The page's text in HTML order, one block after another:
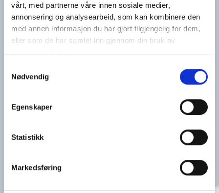
vårt, med partnerne våre innen sosiale medier,
annonsering og analysearbeid, som kan kombinere den
med annen informasjon du har gjort tilgjengelig for dem,
eller som de har samlet inn gjennom din bruk av
tjenestene deres.
Nødvendig
Egenskaper
Statistikk
Markedsføring
Kittelsenuka
Et samarbeid på tvers av fag og miljøer.
Les mer